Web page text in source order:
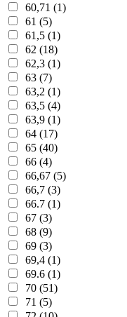
60,71 (1)
61 (5)
61,5 (1)
62 (18)
62,3 (1)
63 (7)
63,2 (1)
63,5 (4)
63,9 (1)
64 (17)
65 (40)
66 (4)
66,67 (5)
66,7 (3)
66.7 (1)
67 (3)
68 (9)
69 (3)
69,4 (1)
69.6 (1)
70 (51)
71 (5)